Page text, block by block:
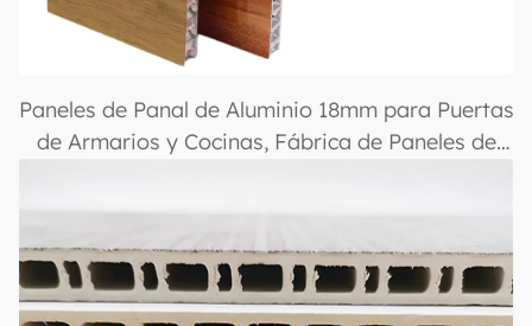
Paneles de Panal de Aluminio 18mm para Puertas
de Armarios y Cocinas, Fábrica de Paneles de